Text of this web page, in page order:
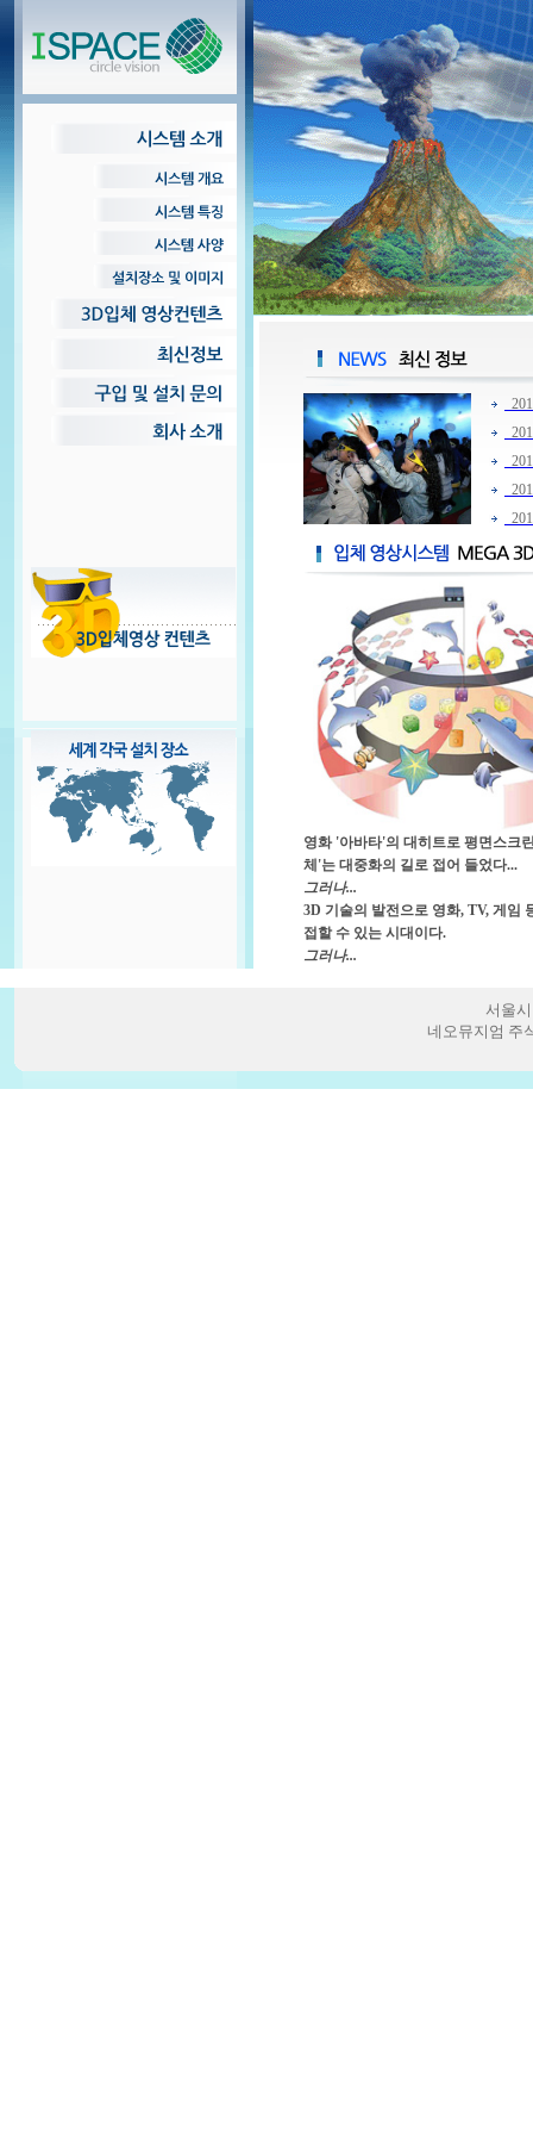
영화 '아바타'의 대히트로 평면스크
체'는 대중화의 길로 접어 들었다...
그러나...
3D 기술의 발전으로 영화, TV, 게임
접할 수 있는 시대이다.
그러나...
서울
네오뮤지엄 주